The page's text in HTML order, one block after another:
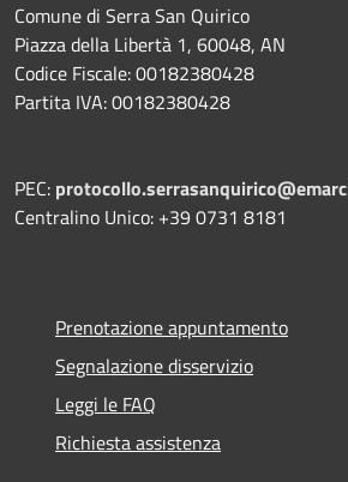
Comune di Serra San Quirico
Piazza della Libertà 1, 60048, AN
Codice Fiscale: 00182380428
Partita IVA: 00182380428
PEC:
Centralino Unico: +39 0731 8181
Prenotazione appuntamento
Segnalazione disservizio
Leggi le FAQ
Richiesta assistenza